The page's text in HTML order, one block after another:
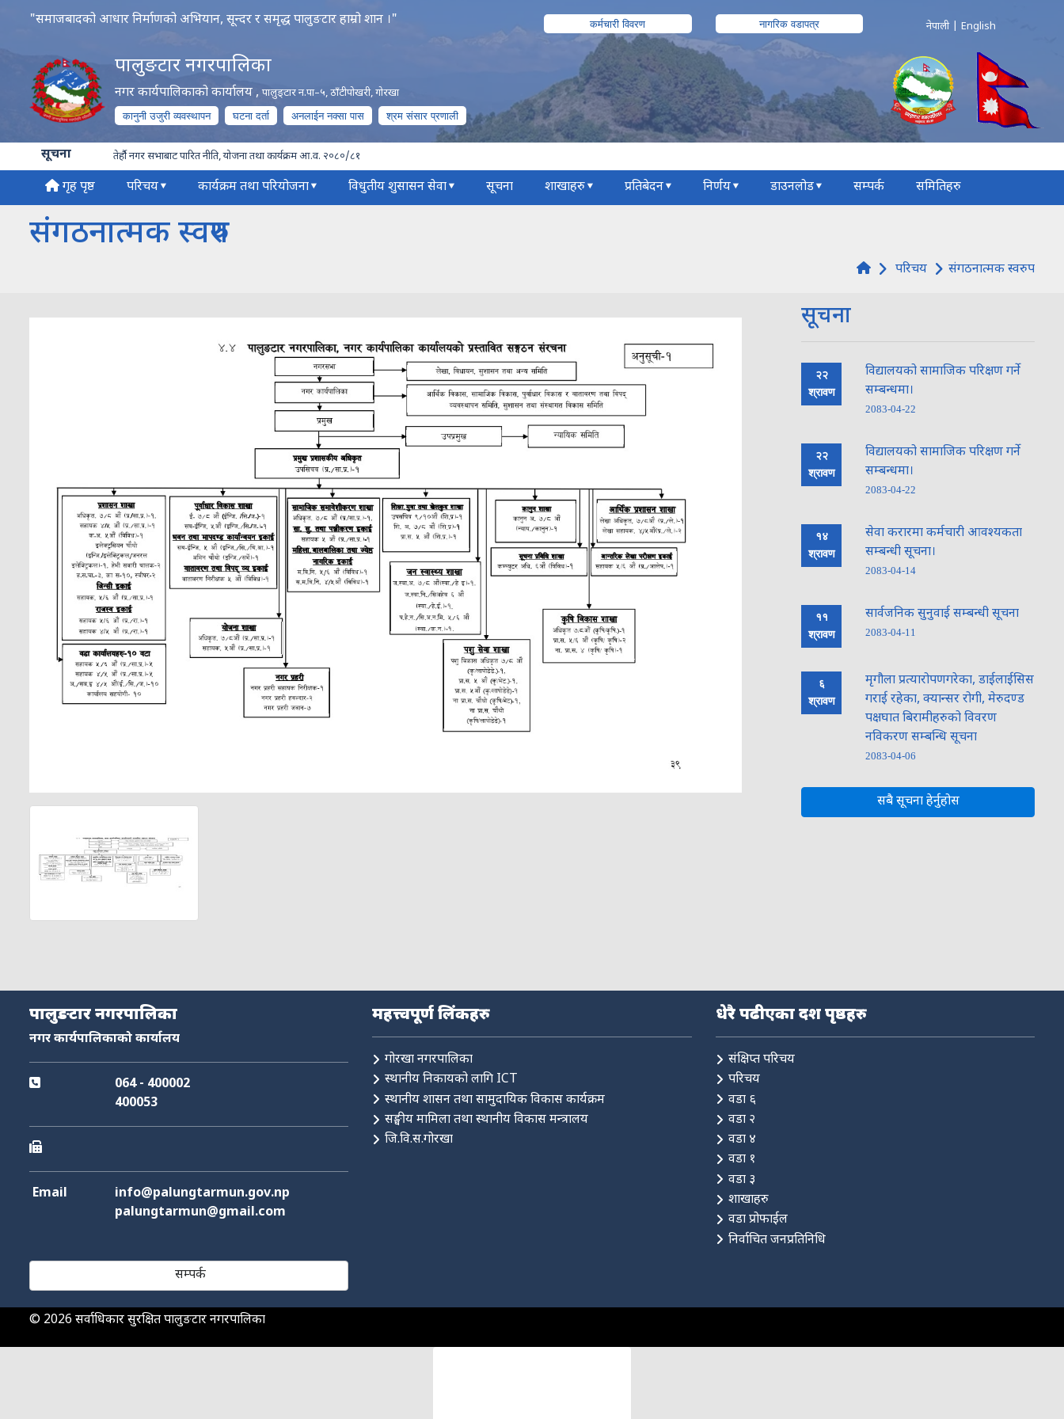
"समाजबादको आधार निर्माणको अभियान, सून्दर र समृद्ध पालुङटार हाम्रो शान ।" कर्मचारी विवरण नागरिक वडापत्र नेपाली English
पालुङटार नगरपालिका
नगर कार्यपालिकाको कार्यालय ,पालुङ्टार न.पा–५, ठाँटीपोखरी, गोरखा
कानुनी उजुरी व्यवस्थापन घटना दर्ता अनलाईन नक्सा पास श्रम संसार प्रणाली
सूचना तेर्हौ नगर सभाबाट पारित नीति, योजना तथा कार्यक्रम आ.व. २०८०/८१
गृह पृष्ठ परिचय कार्यक्रम तथा परियोजना विधुतीय शुसासन सेवा सूचना शाखाहरु प्रतिबेदन निर्णय डाउनलोड सम्पर्क समितिहरु
संगठनात्मक स्वरुप
परिचय संगठनात्मक स्वरुप
सूचना
२२
श्रावण
विद्यालयको सामाजिक परिक्षण गर्ने
सम्बन्धमा।
2083-04-22
२२
श्रावण
विद्यालयको सामाजिक परिक्षण गर्ने
सम्बन्धमा।
2083-04-22
१४
श्रावण
सेवा करारमा कर्मचारी आवश्यकता
सम्बन्धी सूचना।
2083-04-14
११
श्रावण
सार्वजनिक सुनुवाई सम्बन्धी सूचना
2083-04-11
६
श्रावण
मृगौला प्रत्यारोपणगरेका, डाईलाईसिस
गराई रहेका, क्यान्सर रोगी, मेरुदण्ड
पक्षघात बिरामीहरुको विवरण
नविकरण सम्बन्धि सूचना
2083-04-06
सबै सूचना हेर्नुहोस
पालुङटार नगरपालिका
नगर कार्यपालिकाको कार्यालय
064 - 400002
400053
Email
info@palungtarmun.gov.np
palungtarmun@gmail.com
सम्पर्क
महत्त्वपूर्ण लिंकहरु
गोरखा नगरपालिका
स्थानीय निकायको लागि ICT
स्थानीय शासन तथा सामुदायिक विकास कार्यक्रम
सङ्घीय मामिला तथा स्थानीय विकास मन्त्रालय
जि.वि.स.गोरखा
धेरै पढीएका दश पृष्ठहरु
संक्षिप्त परिचय
परिचय
वडा ६
वडा २
वडा ४
वडा १
वडा ३
शाखाहरु
वडा प्रोफाईल
निर्वाचित जनप्रतिनिधि
© 2026 सर्वाधिकार सुरक्षित पालुङटार नगरपालिका
थिच्नुहोस्।